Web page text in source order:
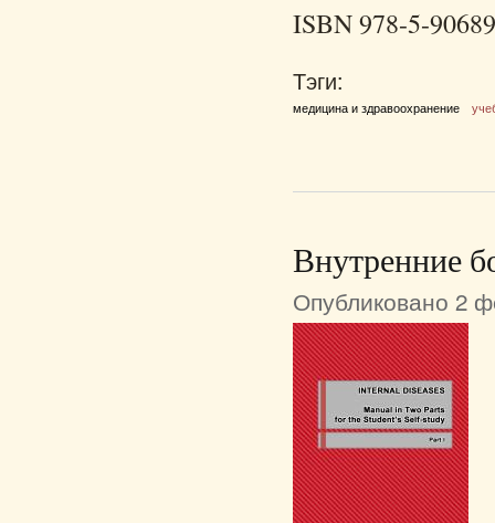
ISBN 978-5-
Тэги:
медицина и здравоохранение
Внутренние
Опубликовано 2